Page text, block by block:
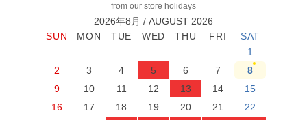
from our store holidays
2026年8月 / AUGUST 2026
1
2
3 4 5 6 7
8
9
10 11 12 13 14
15
16
17 18 19 20 21
22